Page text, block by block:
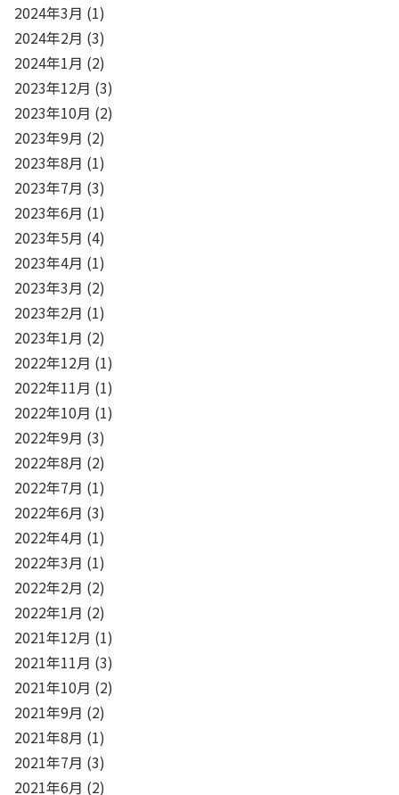
2024年3月 (1)
2024年2月 (3)
2024年1月 (2)
2023年12月 (3)
2023年10月 (2)
2023年9月 (2)
2023年8月 (1)
2023年7月 (3)
2023年6月 (1)
2023年5月 (4)
2023年4月 (1)
2023年3月 (2)
2023年2月 (1)
2023年1月 (2)
2022年12月 (1)
2022年11月 (1)
2022年10月 (1)
2022年9月 (3)
2022年8月 (2)
2022年7月 (1)
2022年6月 (3)
2022年4月 (1)
2022年3月 (1)
2022年2月 (2)
2022年1月 (2)
2021年12月 (1)
2021年11月 (3)
2021年10月 (2)
2021年9月 (2)
2021年8月 (1)
2021年7月 (3)
2021年6月 (2)